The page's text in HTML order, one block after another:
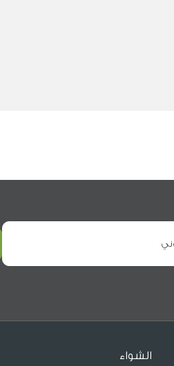
الشواء